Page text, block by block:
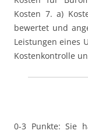
Kosten 7. a)
bewertet und
Leistungen eines
Kostenkontrolle
0-3 Punkte: Sie